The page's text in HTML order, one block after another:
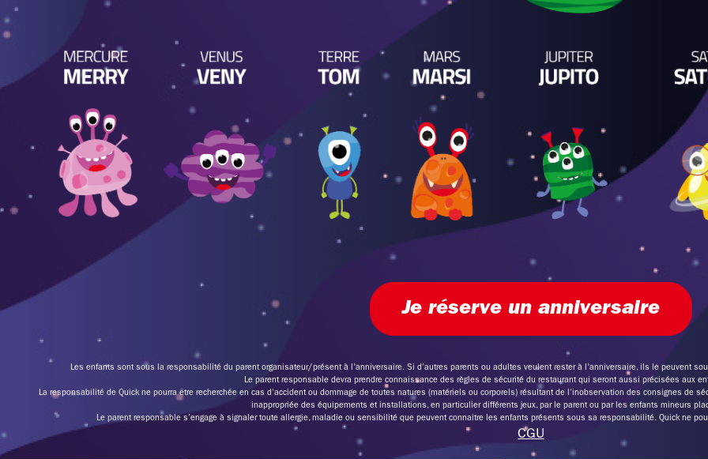
Je réserve un anniversaire
Les enfants sont sous la responsabilité du parent organisateur/présent à l’anniversaire. Si d’autres parents ou adultes veulent rester à l’anniversaire, ils le peuvent
Le parent responsable devra prendre connaissance des règles de sécurité du restaurant qui seront aussi précisées aux
La responsabilité de Quick ne pourra être recherchée en cas d’accident ou dommage de toutes natures (matériels ou corporels) résultant de l’inobservation des consignes
inappropriée des équipements et installations, en particulier différents jeux, par le parent ou par les enfants mineurs
Le parent responsable s’engage à signaler toute allergie, maladie ou sensibilité que peuvent connaitre les enfants présents sous sa responsabilité. Quick ne
CGU